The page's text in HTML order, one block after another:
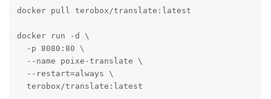
docker pull terobox/translate:latest
docker run -d \
  -p 8080:80 \
  --name poixe-translate \
  --restart=always \
  terobox/translate:latest